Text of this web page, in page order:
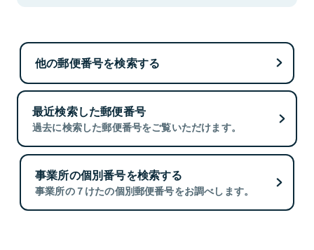
他の郵便番号を検索する
最近検索した郵便番号
過去に検索した郵便番号をご覧いただけます。
事業所の個別番号を検索する
事業所の７けたの個別郵便番号をお調べします。